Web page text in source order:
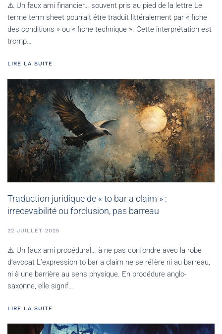
⚠️ Un faux ami financier… souvent pris au pied de la lettre Le
terme term sheet pourrait être traduit littéralement par « fiche
des conditions » ou « fiche technique ». Cette interprétation est
tromp…
LIRE LA SUITE
Traduction juridique de « to bar a claim » :
irrecevabilité ou forclusion, pas barreau
22 JUILLET 2025
⚠️ Un faux ami procédural… à ne pas confondre avec la robe
d’avocat L’expression to bar a claim ne se réfère ni au barreau,
ni à une barrière au sens physique. En procédure anglo-
saxonne, elle signif…
LIRE LA SUITE